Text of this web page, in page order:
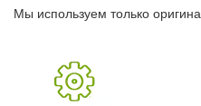
Мы используем только